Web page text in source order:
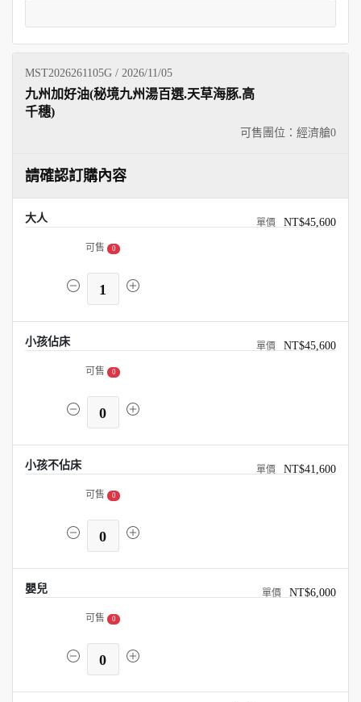
MST2026261105G / 2026/11/05
可售團位：經濟艙0
九州加好油(秘境九州湯百選.天草海豚.高
千穗)
請確認訂購內容
大人 NT$45,600
可售 0
1
小孩佔床 NT$45,600
可售 0
0
小孩不佔床 NT$41,600
可售 0
0
嬰兒 NT$6,000
可售 0
0